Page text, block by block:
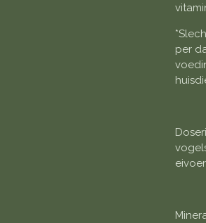
per
eivoer